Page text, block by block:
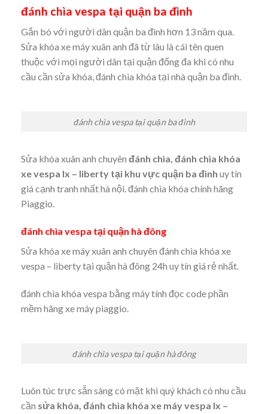
đánh chìa vespa tại quận ba đình
Gắn bó với người dân quận ba đình hơn 13 năm qua.
Sửa khóa xe máy xuân anh đã từ lâu là cái tên quen
thuộc với mọi người dân tại quận đống đa khi có nhu
cầu cần sửa khóa, đánh chìa khóa tại nhà quận ba đình.
đánh chìa vespa tại quận ba đình
Sửa khóa xuân anh chuyên đánh chìa, đánh chìa khóa
xe vespa lx – liberty tại khu vực quận ba đình uy tín
giá cạnh tranh nhất hà nội. đánh chìa khóa chính hãng
Piaggio.
đánh chìa vespa tại quận hà đông
Sửa khóa xe máy xuân anh chuyên đánh chìa khóa xe
vespa – liberty tại quận hà đông 24h uy tín giá rẻ nhất.
đánh chìa khóa vespa bằng máy tính đọc code phần
mềm hãng xe máy piaggio.
đánh chìa vespa tại quận hà đông
Luôn túc trực sẵn sàng có mặt khi quý khách có nhu cầu
cần sửa khóa, đánh chìa khóa xe máy vespa lx –